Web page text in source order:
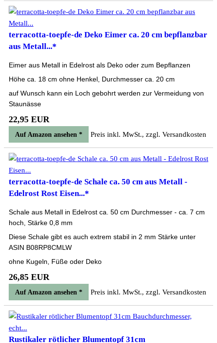
terracotta-toepfe-de Deko Eimer ca. 20 cm bepflanzbar
aus Metall...*
Eimer aus Metall in Edelrost als Deko oder zum Bepflanzen
Höhe ca. 18 cm ohne Henkel, Durchmesser ca. 20 cm
auf Wunsch kann ein Loch gebohrt werden zur Vermeidung von
Staunässe
22,95 EUR
Auf Amazon ansehen * Preis inkl. MwSt., zzgl. Versandkosten
terracotta-toepfe-de Schale ca. 50 cm aus Metall -
Edelrost Rost Eisen...*
Schale aus Metall in Edelrost ca. 50 cm Durchmesser - ca. 7 cm
hoch, Stärke 0,8 mm
Diese Schale gibt es auch extrem stabil in 2 mm Stärke unter
ASIN B08RP8CMLW
ohne Kugeln, Füße oder Deko
26,85 EUR
Auf Amazon ansehen * Preis inkl. MwSt., zzgl. Versandkosten
Rustikaler rötlicher Blumentopf 31cm